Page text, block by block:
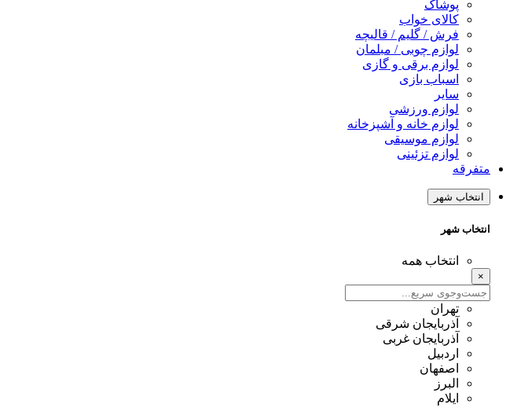
پوشاک
کالای خواب
فرش / گلیم / قالیچه
لوازم چوبی / مبلمان
لوازم برقی و گازی
اسباب بازی
سایر
لوازم ورزشی
لوازم خانه و آشپزخانه
لوازم موسیقی
لوازم تزئینی
متفرقه
انتخاب شهر
انتخاب شهر
انتخاب همه
×
تهران
آذربایجان شرقی
آذربایجان غربی
اردبیل
اصفهان
البرز
ایلام